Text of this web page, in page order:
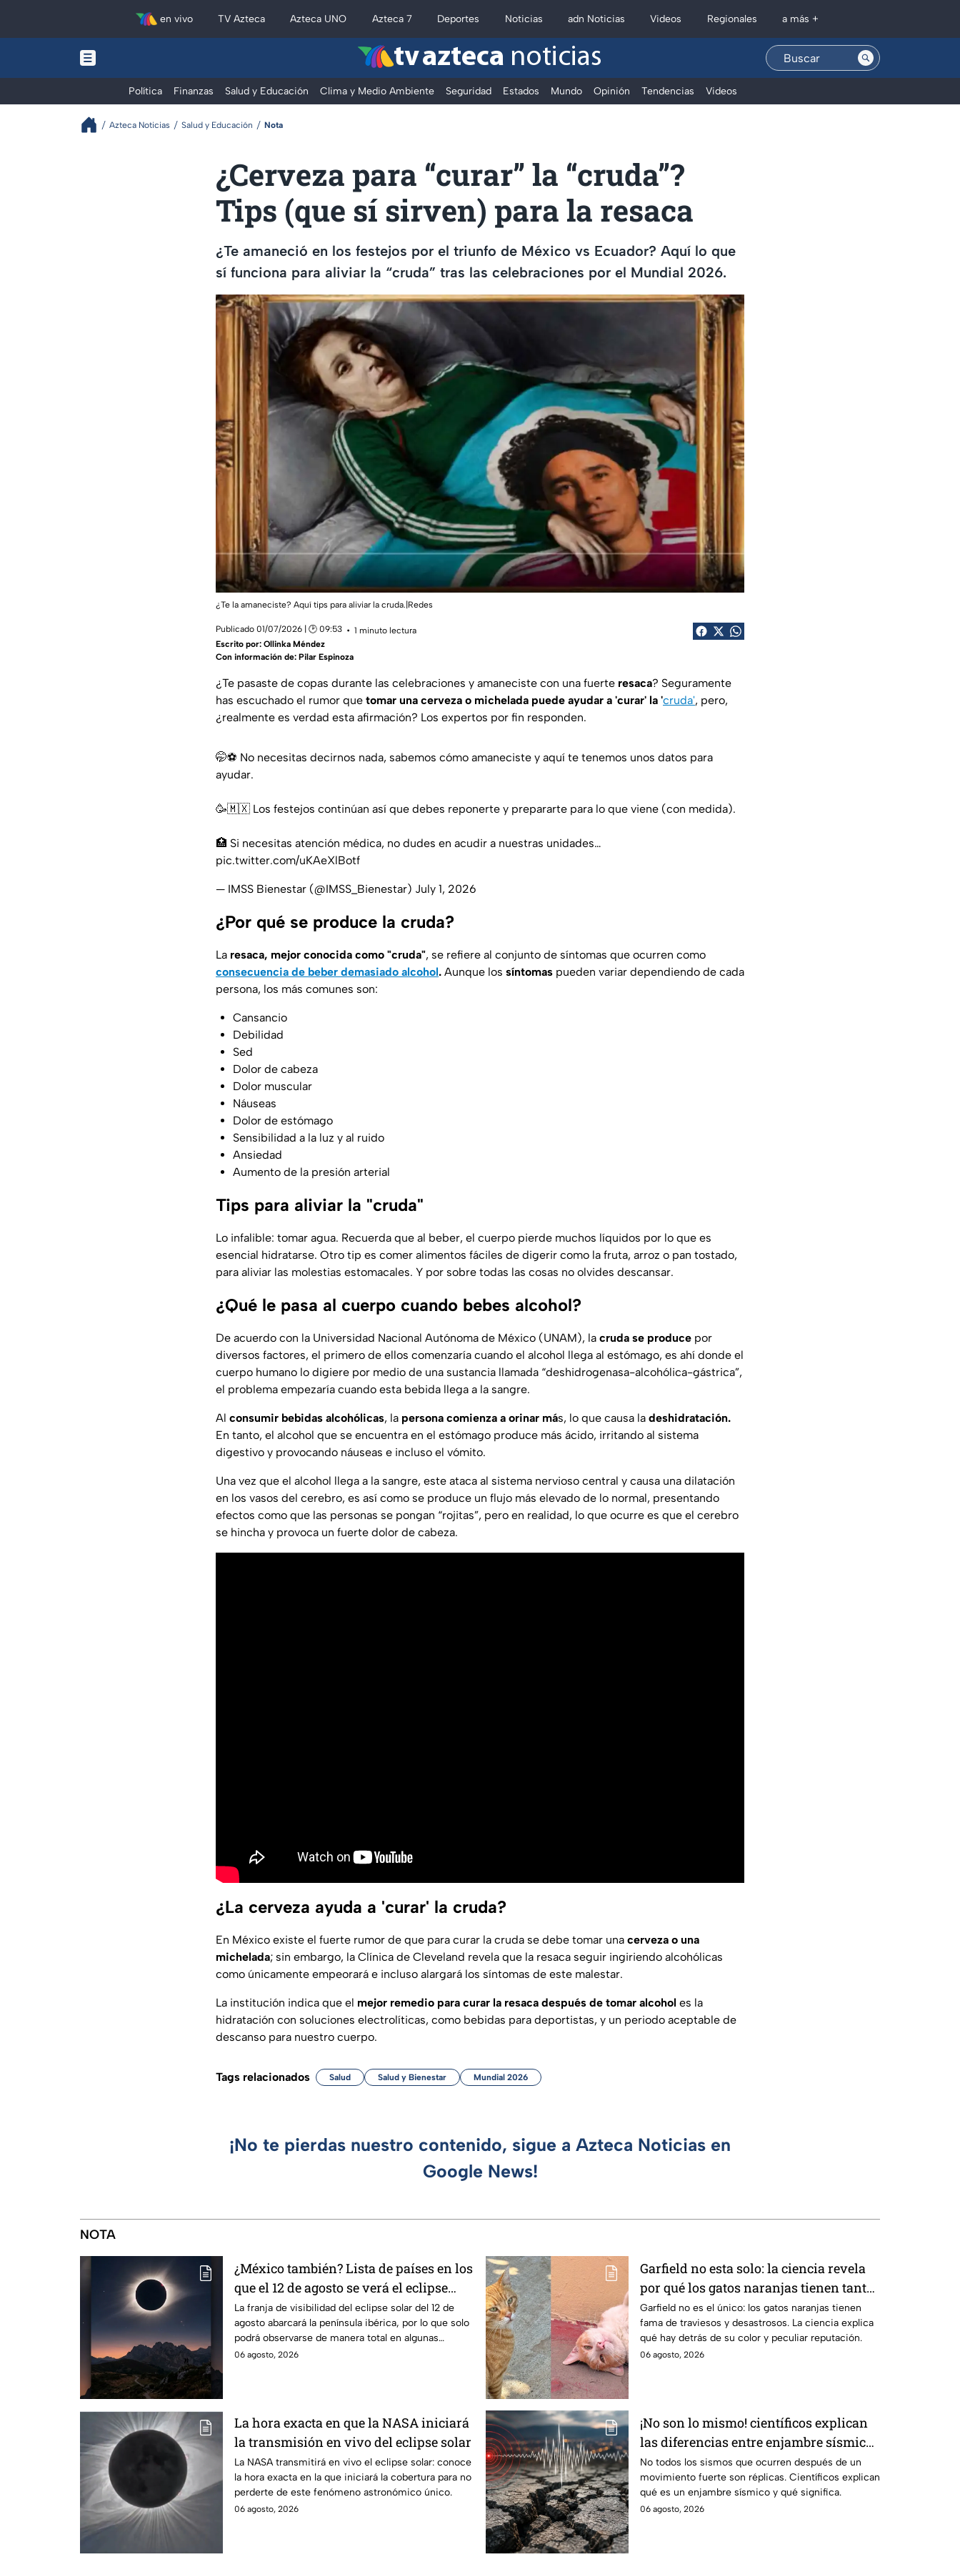
en vivo TV Azteca Azteca UNO Azteca 7 Deportes Noticias adn Noticias Videos Regionales a más +
tv azteca noticias
Política Finanzas Salud y Educación Clima y Medio Ambiente Seguridad Estados Mundo Opinión Tendencias Videos
Azteca Noticias Salud y Educación Nota
¿Cerveza para “curar” la “cruda”?
Tips (que sí sirven) para la resaca
¿Te amaneció en los festejos por el triunfo de México vs Ecuador? Aquí lo que
sí funciona para aliviar la “cruda” tras las celebraciones por el Mundial 2026.
¿Te la amaneciste? Aquí tips para aliviar la cruda.|Redes
Publicado 01/07/2026 | 🕑 09:53
1 minuto lectura
Escrito por: Ollinka Méndez
Con información de: Pilar Espinoza
¿Te pasaste de copas durante las celebraciones y amaneciste con una fuerte resaca? Seguramente
has escuchado el rumor que tomar una cerveza o michelada puede ayudar a 'curar' la 'cruda', pero,
¿realmente es verdad esta afirmación? Los expertos por fin responden.
🤭⚽️ No necesitas decirnos nada, sabemos cómo amaneciste y aquí te tenemos unos datos para
ayudar.
🥳🇲🇽 Los festejos continúan así que debes reponerte y prepararte para lo que viene (con medida).
🏥 Si necesitas atención médica, no dudes en acudir a nuestras unidades…
pic.twitter.com/uKAeXlBotf
— IMSS Bienestar (@IMSS_Bienestar) July 1, 2026
¿Por qué se produce la cruda?
La resaca, mejor conocida como "cruda", se refiere al conjunto de síntomas que ocurren como
consecuencia de beber demasiado alcohol. Aunque los síntomas pueden variar dependiendo de cada
persona, los más comunes son:
Cansancio
Debilidad
Sed
Dolor de cabeza
Dolor muscular
Náuseas
Dolor de estómago
Sensibilidad a la luz y al ruido
Ansiedad
Aumento de la presión arterial
Tips para aliviar la "cruda"
Lo infalible: tomar agua. Recuerda que al beber, el cuerpo pierde muchos líquidos por lo que es
esencial hidratarse. Otro tip es comer alimentos fáciles de digerir como la fruta, arroz o pan tostado,
para aliviar las molestias estomacales. Y por sobre todas las cosas no olvides descansar.
¿Qué le pasa al cuerpo cuando bebes alcohol?
De acuerdo con la Universidad Nacional Autónoma de México (UNAM), la cruda se produce por
diversos factores, el primero de ellos comenzaría cuando el alcohol llega al estómago, es ahí donde el
cuerpo humano lo digiere por medio de una sustancia llamada “deshidrogenasa-alcohólica-gástrica”,
el problema empezaría cuando esta bebida llega a la sangre.
Al consumir bebidas alcohólicas, la persona comienza a orinar más, lo que causa la deshidratación.
En tanto, el alcohol que se encuentra en el estómago produce más ácido, irritando al sistema
digestivo y provocando náuseas e incluso el vómito.
Una vez que el alcohol llega a la sangre, este ataca al sistema nervioso central y causa una dilatación
en los vasos del cerebro, es así como se produce un flujo más elevado de lo normal, presentando
efectos como que las personas se pongan “rojitas”, pero en realidad, lo que ocurre es que el cerebro
se hincha y provoca un fuerte dolor de cabeza.
¿La cerveza ayuda a 'curar' la cruda?
En México existe el fuerte rumor de que para curar la cruda se debe tomar una cerveza o una
michelada; sin embargo, la Clínica de Cleveland revela que la resaca seguir ingiriendo alcohólicas
como únicamente empeorará e incluso alargará los síntomas de este malestar.
La institución indica que el mejor remedio para curar la resaca después de tomar alcohol es la
hidratación con soluciones electrolíticas, como bebidas para deportistas, y un periodo aceptable de
descanso para nuestro cuerpo.
Tags relacionados Salud Salud y Bienestar Mundial 2026
¡No te pierdas nuestro contenido, sigue a Azteca Noticias en
Google News!
NOTA
¿México también? Lista de países en los
que el 12 de agosto se verá el eclipse
solar total y en los que será parcial
La franja de visibilidad del eclipse solar del 12 de
agosto abarcará la península ibérica, por lo que solo
podrá observarse de manera total en algunas
ciudades.
06 agosto, 2026
Garfield no esta solo: la ciencia revela
por qué los gatos naranjas tienen tanta
fama de hacer "desastres"
Garfield no es el único: los gatos naranjas tienen
fama de traviesos y desastrosos. La ciencia explica
qué hay detrás de su color y peculiar reputación.
06 agosto, 2026
La hora exacta en que la NASA iniciará
la transmisión en vivo del eclipse solar
La NASA transmitirá en vivo el eclipse solar: conoce
la hora exacta en la que iniciará la cobertura para no
perderte de este fenómeno astronómico único.
06 agosto, 2026
¡No son lo mismo! científicos explican
las diferencias entre enjambre sísmico
y réplicas
No todos los sismos que ocurren después de un
movimiento fuerte son réplicas. Científicos explican
qué es un enjambre sísmico y qué significa.
06 agosto, 2026